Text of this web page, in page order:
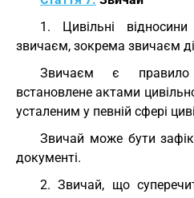
1. Цивільні
звичаєм, зокрема звичаєм
Звичаєм є
встановлене актами
усталеним у певній сфері
Звичай може бути
документі.
2. Звичай, що